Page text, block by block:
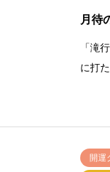
月待
「滝
に打
開運